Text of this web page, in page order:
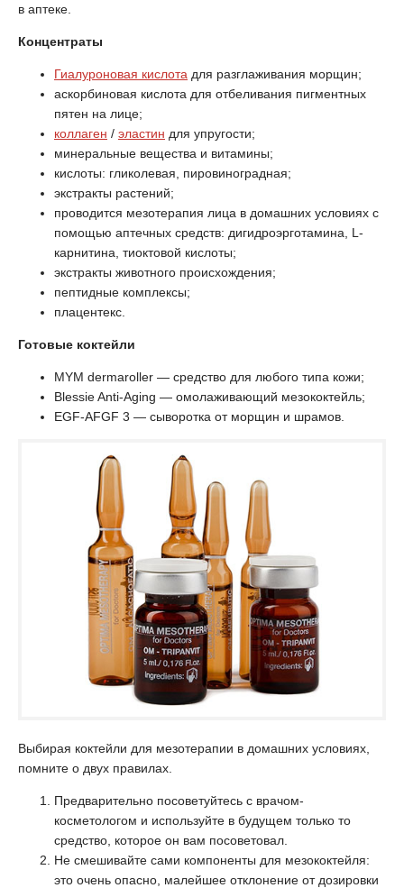
в аптеке.
Концентраты
Гиалуроновая кислота для разглаживания морщин;
аскорбиновая кислота для отбеливания пигментных
пятен на лице;
коллаген / эластин для упругости;
минеральные вещества и витамины;
кислоты: гликолевая, пировиноградная;
экстракты растений;
проводится мезотерапия лица в домашних условиях с
помощью аптечных средств: дигидроэрготамина, L-
карнитина, тиоктовой кислоты;
экстракты животного происхождения;
пептидные комплексы;
плацентекс.
Готовые коктейли
MYM dermaroller — средство для любого типа кожи;
Blessie Anti-Aging — омолаживающий мезококтейль;
EGF-AFGF 3 — сыворотка от морщин и шрамов.
Выбирая коктейли для мезотерапии в домашних условиях,
помните о двух правилах.
Предварительно посоветуйтесь с врачом-
косметологом и используйте в будущем только то
средство, которое он вам посоветовал.
Не смешивайте сами компоненты для мезококтейля:
это очень опасно, малейшее отклонение от дозировки